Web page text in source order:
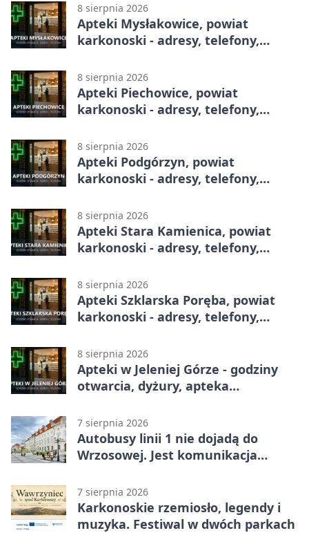
8 sierpnia 2026
Apteki Mysłakowice, powiat
karkonoski - adresy, telefony,
8 sierpnia 2026
Apteki Piechowice, powiat
karkonoski - adresy, telefony,
8 sierpnia 2026
Apteki Podgórzyn, powiat
karkonoski - adresy, telefony,
8 sierpnia 2026
Apteki Stara Kamienica, powiat
karkonoski - adresy, telefony,
8 sierpnia 2026
Apteki Szklarska Poręba, powiat
karkonoski - adresy, telefony,
8 sierpnia 2026
Apteki w Jeleniej Górze - godziny
otwarcia, dyżury, apteka
7 sierpnia 2026
Autobusy linii 1 nie dojadą do
Wrzosowej. Jest komunikacja
7 sierpnia 2026
Karkonoskie rzemiosło, legendy i
muzyka. Festiwal w dwóch parkach